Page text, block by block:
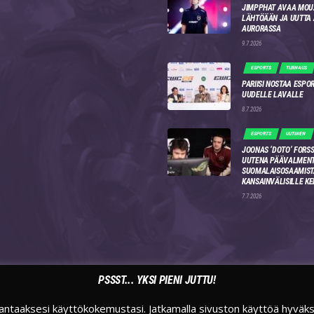
JIMPPHAT AVAA
LÄHTÖÄÄN JA UUTTA
AURORASSA
9.7.2026
ESPORTS TURNAUS
PARIISI NOSTAA
UUDELLE LAVALLE
8.7.2026
ESPORTS UUTINEN
JOONAS ‘DOTO’
UUTENA
KANSAINVÄLISILLE
7.7.2026
SUOMIESPORTSFI SUOMIESPORTS
PSSST... YKSI PIENI JUTTU!
käyttökokemustasi. Jatkamalla sivuston käyttöä